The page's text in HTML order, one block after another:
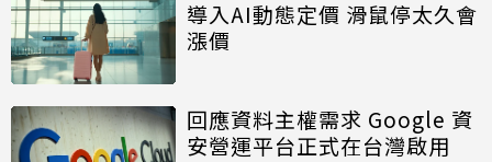
導入AI動態定價 滑鼠停太久會
漲價
回應資料主權需求 Google 資
安營運平台正式在台灣啟用